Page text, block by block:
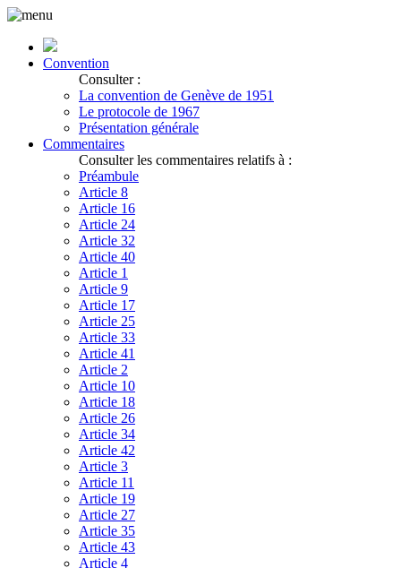
Convention
Consulter :
La convention de Genève de 1951
Le protocole de 1967
Présentation générale
Commentaires
Consulter les commentaires relatifs à :
Préambule
Article 8
Article 16
Article 24
Article 32
Article 40
Article 1
Article 9
Article 17
Article 25
Article 33
Article 41
Article 2
Article 10
Article 18
Article 26
Article 34
Article 42
Article 3
Article 11
Article 19
Article 27
Article 35
Article 43
Article 4